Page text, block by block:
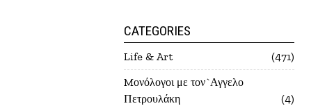
CATEGORIES
Life & Art
471
Mονόλογοι με τον`Αγγελο
Πετρουλάκη
4